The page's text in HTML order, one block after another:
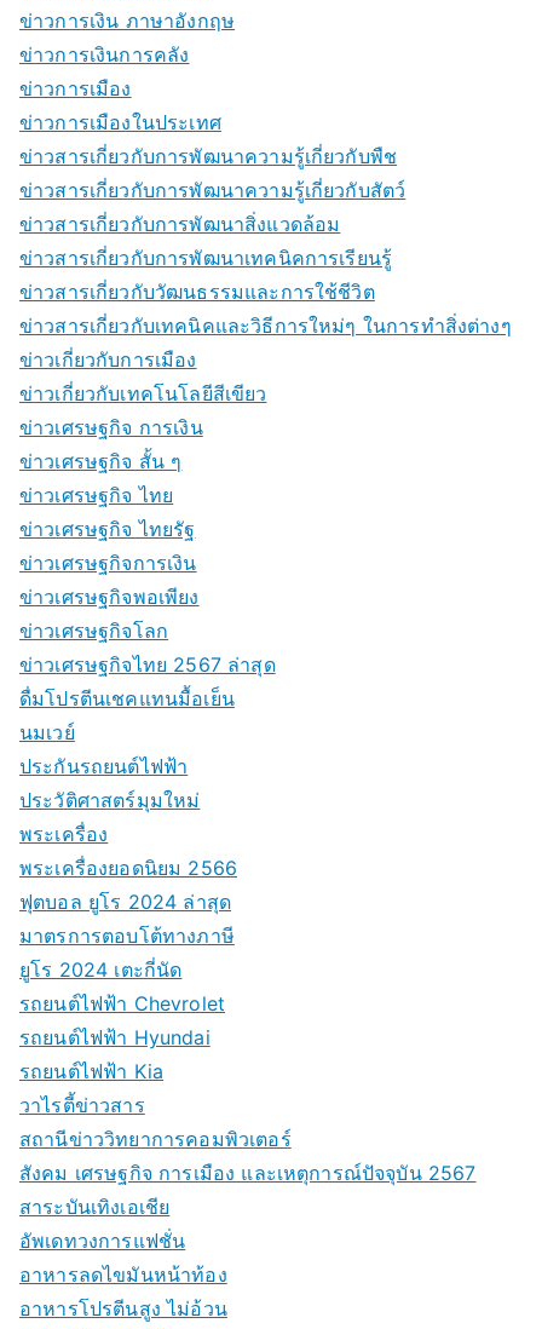
ข่าวการเงิน ภาษาอังกฤษ
ข่าวการเงินการคลัง
ข่าวการเมือง
ข่าวการเมืองในประเทศ
ข่าวสารเกี่ยวกับการพัฒนาความรู้เกี่ยวกับพืช
ข่าวสารเกี่ยวกับการพัฒนาความรู้เกี่ยวกับสัตว์
ข่าวสารเกี่ยวกับการพัฒนาสิ่งแวดล้อม
ข่าวสารเกี่ยวกับการพัฒนาเทคนิคการเรียนรู้
ข่าวสารเกี่ยวกับวัฒนธรรมและการใช้ชีวิต
ข่าวสารเกี่ยวกับเทคนิคและวิธีการใหม่ๆ ในการทำสิ่งต่างๆ
ข่าวเกี่ยวกับการเมือง
ข่าวเกี่ยวกับเทคโนโลยีสีเขียว
ข่าวเศรษฐกิจ การเงิน
ข่าวเศรษฐกิจ สั้น ๆ
ข่าวเศรษฐกิจ ไทย
ข่าวเศรษฐกิจ ไทยรัฐ
ข่าวเศรษฐกิจการเงิน
ข่าวเศรษฐกิจพอเพียง
ข่าวเศรษฐกิจโลก
ข่าวเศรษฐกิจไทย 2567 ล่าสุด
ดื่มโปรตีนเชคแทนมื้อเย็น
นมเวย์
ประกันรถยนต์ไฟฟ้า
ประวัติศาสตร์มุมใหม่
พระเครื่อง
พระเครื่องยอดนิยม 2566
ฟุตบอล ยูโร 2024 ล่าสุด
มาตรการตอบโต้ทางภาษี
ยูโร 2024 เตะกี่นัด
รถยนต์ไฟฟ้า Chevrolet
รถยนต์ไฟฟ้า Hyundai
รถยนต์ไฟฟ้า Kia
วาไรตี้ข่าวสาร
สถานีข่าววิทยาการคอมพิวเตอร์
สังคม เศรษฐกิจ การเมือง และเหตุการณ์ปัจจุบัน 2567
สาระบันเทิงเอเชีย
อัพเดทวงการแฟชั่น
อาหารลดไขมันหน้าท้อง
อาหารโปรตีนสูง ไม่อ้วน